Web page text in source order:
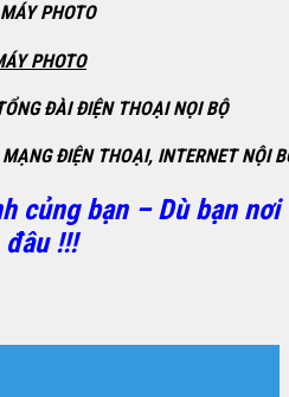
PHOTO
PHOTO
ĐÀI ĐIỆN THOẠI NỌI BỘ
ĐIỆN THOẠI, INTERNET NỘI
củng bạn – Dù bạn nơi
đâu !!!